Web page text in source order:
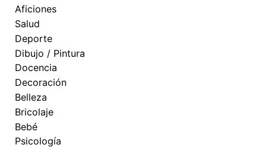
Aficiones
Salud
Deporte
Dibujo / Pintura
Docencia
Decoración
Belleza
Bricolaje
Bebé
Psicología